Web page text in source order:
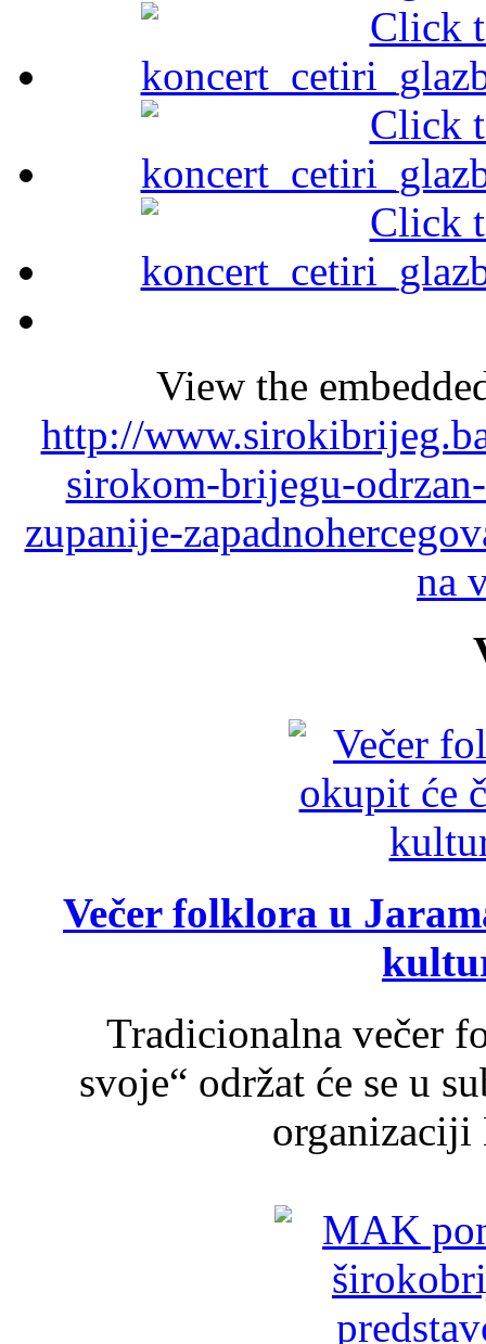
View the
http://
sirokom-brijegu-
zupanije-
na
Večer folklora u
Tradicionalna večer
svoje“ održat će se u
organizaciji